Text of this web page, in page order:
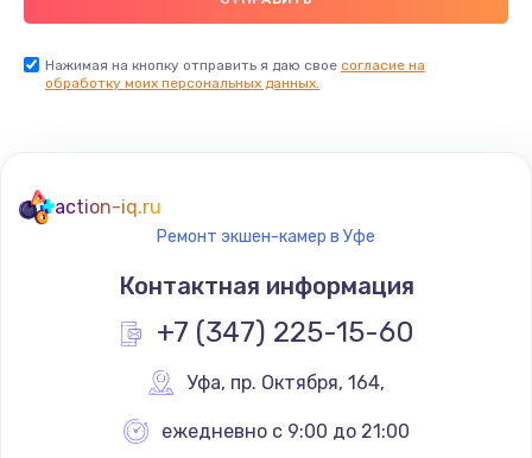
Нажимая на кнопку отправить я даю свое согласие на
обработку моих персональных данных.
action-iq.ru
Ремонт экшен-камер в Уфе
Контактная информация
+7 (347) 225-15-60
Уфа, пр. Октября, 164,
ежедневно с 9:00 до 21:00